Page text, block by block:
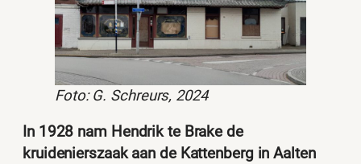
Foto: G. Schreurs, 2024
In 1928 nam Hendrik te Brake de
kruidenierszaak aan de Kattenberg in Aalten